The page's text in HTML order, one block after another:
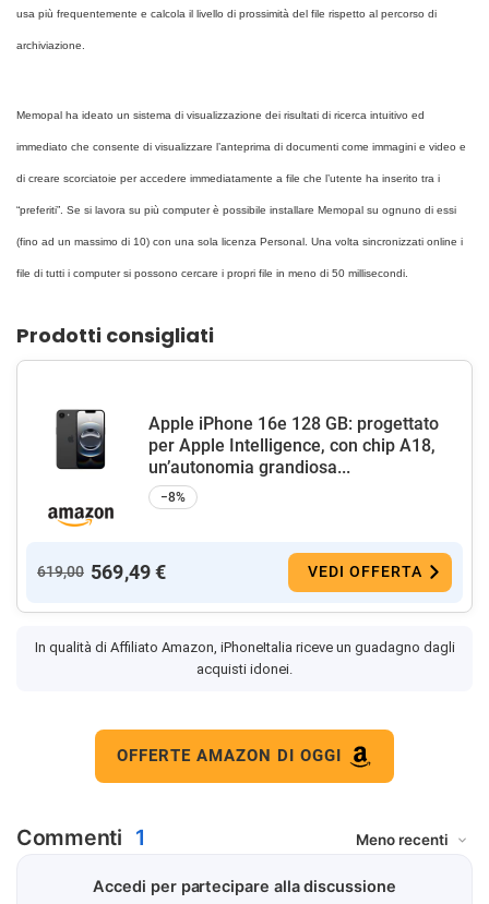
usa più frequentemente e calcola il livello di prossimità del file rispetto al percorso di
archiviazione.
Memopal ha ideato un sistema di visualizzazione dei risultati di ricerca intuitivo ed
immediato che consente di visualizzare l’anteprima di documenti come immagini e video e
di creare scorciatoie per accedere immediatamente a file che l’utente ha inserito tra i
“preferiti”. Se si lavora su più computer è possibile installare Memopal su ognuno di essi
(fino ad un massimo di 10) con una sola licenza Personal. Una volta sincronizzati online i
file di tutti i computer si possono cercare i propri file in meno di 50 millisecondi.
Prodotti consigliati
Apple iPhone 16e 128 GB: progettato
per Apple Intelligence, con chip A18,
un’autonomia grandiosa...
−8%
619,00 569,49 € VEDI OFFERTA
In qualità di Affiliato Amazon, iPhoneItalia riceve un guadagno dagli
acquisti idonei.
OFFERTE AMAZON DI OGGI
Commenti 1
Accedi per partecipare alla discussione